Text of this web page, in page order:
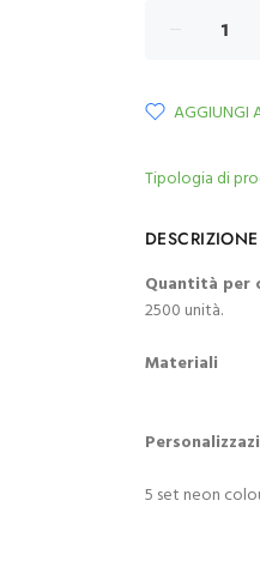
AGGIUNGI
Tipologia di
DESCRIZIONE
Quantità per
2500 unità.
Materiali
5 set neon